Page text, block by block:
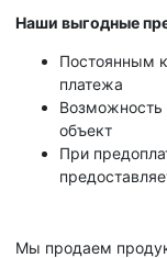
Наши выгодные
Постоянным
платежа
Возможность
объект
При
Мы продаем